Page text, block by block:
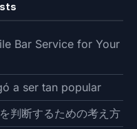
Bar Service for Your
a ser tan popular
判断するための考え方